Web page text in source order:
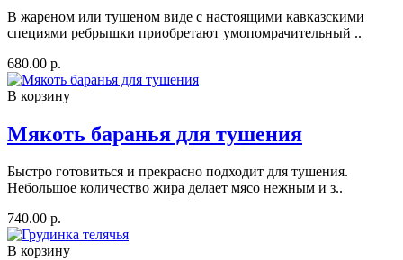
В жареном или тушеном виде с настоящими кавказскими
специями ребрышки приобретают умопомрачительный ..
680.00 р.
В корзину
Мякоть баранья для тушения
Быстро готовиться и прекрасно подходит для тушения.
Небольшое количество жира делает мясо нежным и з..
740.00 р.
В корзину